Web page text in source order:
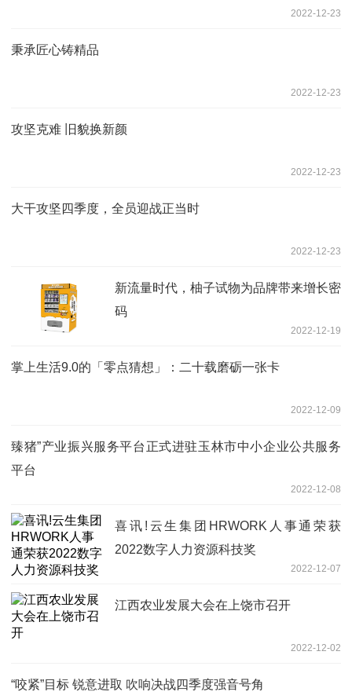
2022-12-23
秉承匠心铸精品
2022-12-23
攻坚克难 旧貌换新颜
2022-12-23
大干攻坚四季度，全员迎战正当时
2022-12-23
新流量时代，柚子试物为品牌带来增长密
码
2022-12-19
掌上生活9.0的「零点猜想」：二十载磨砺一张卡
2022-12-09
臻猪”产业振兴服务平台正式进驻玉林市中小企业公共服务
平台
2022-12-08
喜讯!云生集团HRWORK人事通荣获
2022数字人力资源科技奖
2022-12-07
江西农业发展大会在上饶市召开
2022-12-02
“咬紧”目标 锐意进取 吹响决战四季度强音号角